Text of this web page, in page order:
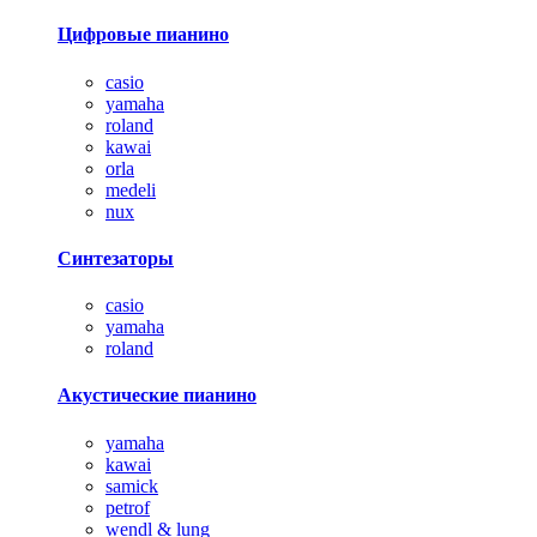
Цифровые пианино
casio
yamaha
roland
kawai
orla
medeli
nux
Синтезаторы
casio
yamaha
roland
Акустические пианино
yamaha
kawai
samick
petrof
wendl & lung